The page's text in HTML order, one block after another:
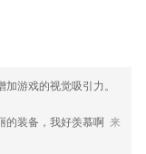
游戏的视觉吸引力。
的装备，我好羡慕啊 来